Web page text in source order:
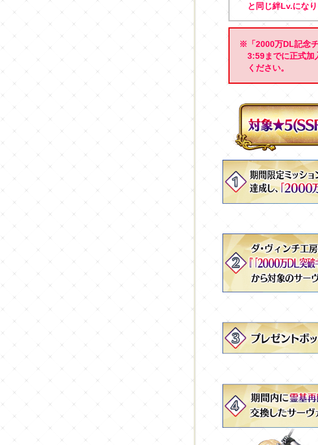
と同じ絆Lv.になり
※「2000万DL記念
3:59までに正式加
ください。